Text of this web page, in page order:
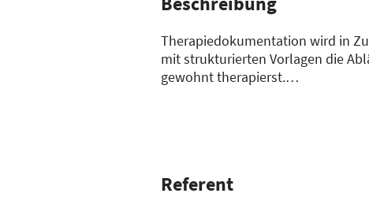
Therapiedokumentation wird in
mit strukturierten Vorlagen die
gewohnt therapierst.
So gelingt Dir eine vollständige,
nächsten Schritt in der Doku, bist
Referent